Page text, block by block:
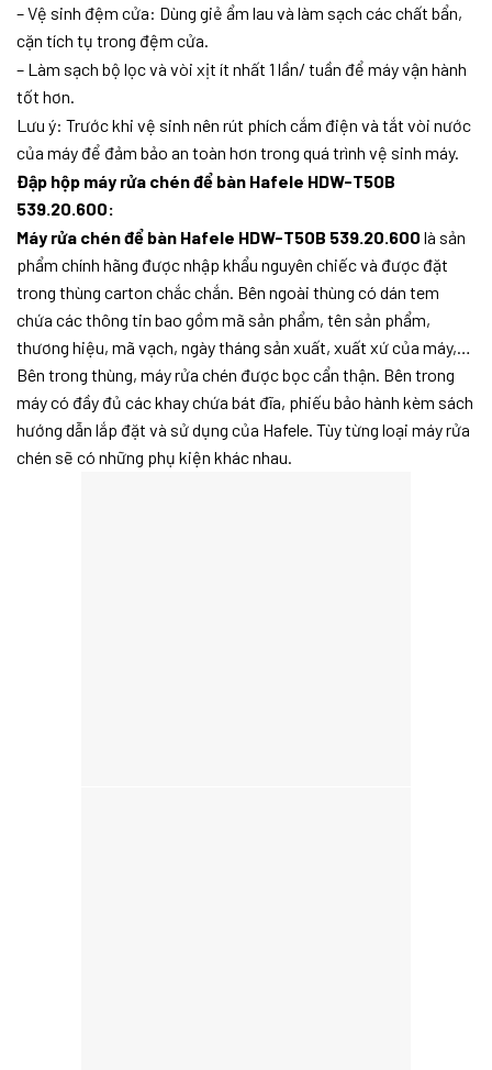
– Vệ sinh đệm cửa: Dùng giẻ ẩm lau và làm sạch các chất bẩn,
cặn tích tụ trong đệm cửa.
– Làm sạch bộ lọc và vòi xịt ít nhất 1 lần/ tuần để máy vận hành
tốt hơn.
Lưu ý: Trước khi vệ sinh nên rút phích cắm điện và tắt vòi nước
của máy để đảm bảo an toàn hơn trong quá trình vệ sinh máy.
Đập hộp máy rửa chén để bàn Hafele HDW-T50B
539.20.600:
Máy rửa chén để bàn Hafele HDW-T50B 539.20.600 là sản
phẩm chính hãng được nhập khẩu nguyên chiếc và được đặt
trong thùng carton chắc chắn. Bên ngoài thùng có dán tem
chứa các thông tin bao gồm mã sản phẩm, tên sản phẩm,
thương hiệu, mã vạch, ngày tháng sản xuất, xuất xứ của máy,…
Bên trong thùng, máy rửa chén được bọc cẩn thận. Bên trong
máy có đầy đủ các khay chứa bát đĩa, phiếu bảo hành kèm sách
hướng dẫn lắp đặt và sử dụng của Hafele. Tùy từng loại máy rửa
chén sẽ có những phụ kiện khác nhau.